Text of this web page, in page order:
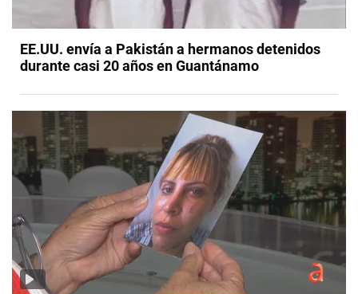
EE.UU. envía a Pakistán a hermanos detenidos
durante casi 20 años en Guantánamo